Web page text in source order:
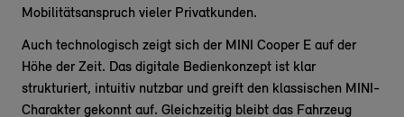
Mobilitätsanspruch vieler Privatkunden.
Auch technologisch zeigt sich der MINI Cooper E auf der
Höhe der Zeit. Das digitale Bedienkonzept ist klar
strukturiert, intuitiv nutzbar und greift den klassischen MINI-
Charakter gekonnt auf. Gleichzeitig bleibt das Fahrzeug